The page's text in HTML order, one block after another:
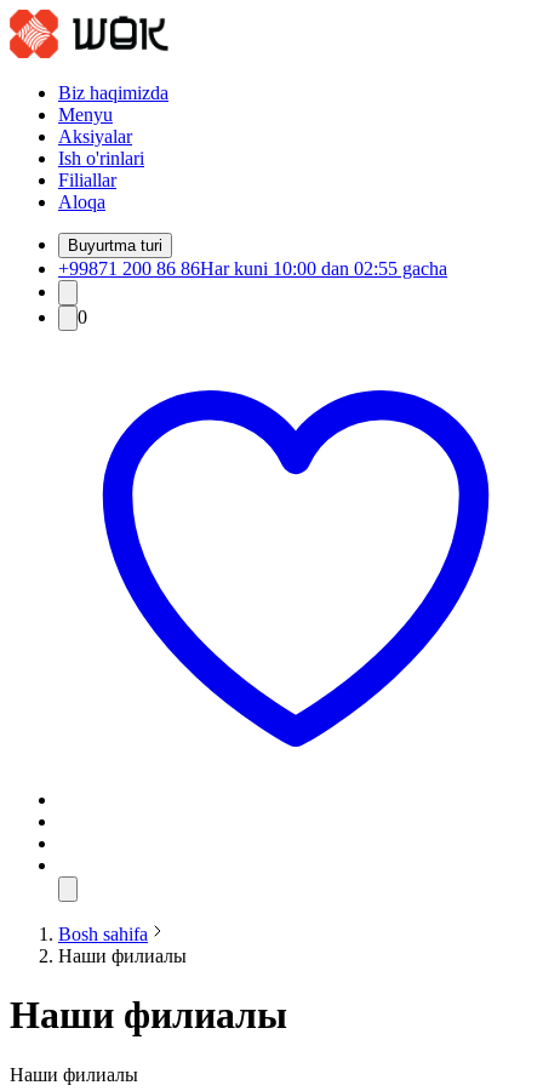
Biz haqimizda
Menyu
Aksiyalar
Ish o'rinlari
Filiallar
Aloqa
Buyurtma turi
+99871 200 86 86Har kuni 10:00 dan 02:55 gacha
0
Bosh sahifa
Наши филиалы
Наши филиалы
Наши филиалы